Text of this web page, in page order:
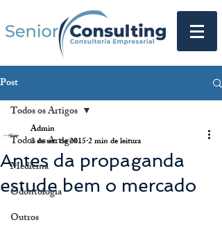
Post
Todos os Artigos
Medicina
Odontologia
Outros
Todos os Artigos
Antes da propaganda
estude bem o mercado
Admin
3 de set. de 20152 min de leitura